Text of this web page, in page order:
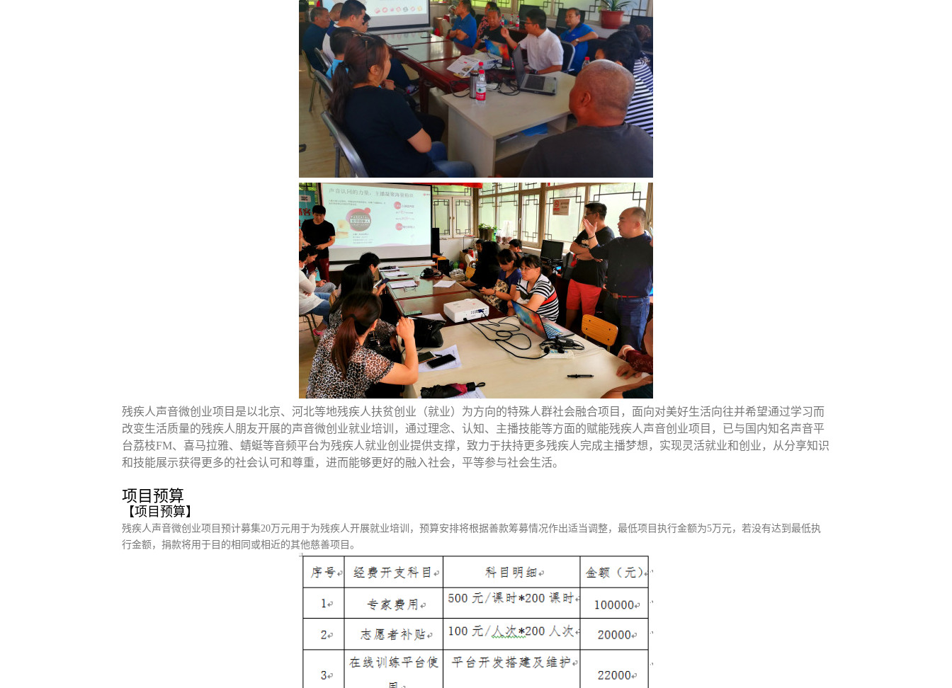
残疾人声音微创业项目是以北京、河北等地残疾人扶贫创业（就业）为方向的特殊人群社会融合项目，面向对美好生活向往并希望通过学习而
改变生活质量的残疾人朋友开展的声音微创业就业培训，通过理念、认知、主播技能等方面的赋能残疾人声音创业项目，已与国内知名声音平
台荔枝FM、喜马拉雅、蜻蜓等音频平台为残疾人就业创业提供支撑，致力于扶持更多残疾人完成主播梦想，实现灵活就业和创业，从分享知识
和技能展示获得更多的社会认可和尊重，进而能够更好的融入社会，平等参与社会生活。
项目预算
【项目预算】
残疾人声音微创业项目预计募集20万元用于为残疾人开展就业培训，预算安排将根据善款筹募情况作出适当调整，最低项目执行金额为5万元，若没有达到最低执
行金额，捐款将用于目的相同或相近的其他慈善项目。